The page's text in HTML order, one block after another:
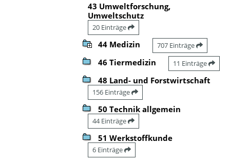
43 Umweltforschung,
Umweltschutz
20 Einträge
44 Medizin 707 Einträge
46 Tiermedizin 11 Einträge
48 Land- und Forstwirtschaft
156 Einträge
50 Technik allgemein
44 Einträge
51 Werkstoffkunde
6 Einträge